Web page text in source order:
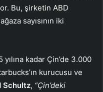
Bu, şirketin ABD
sayısının iki
yılına kadar Çin’de 3.000
kurucusu ve
Schultz, “Çin’deki